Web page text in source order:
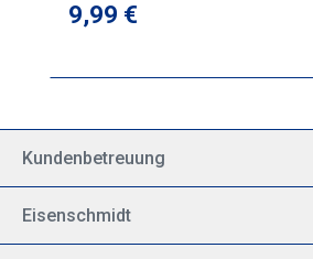
Regulärer Preis:
9,99 €
Kundenbetreuung
Eisenschmidt